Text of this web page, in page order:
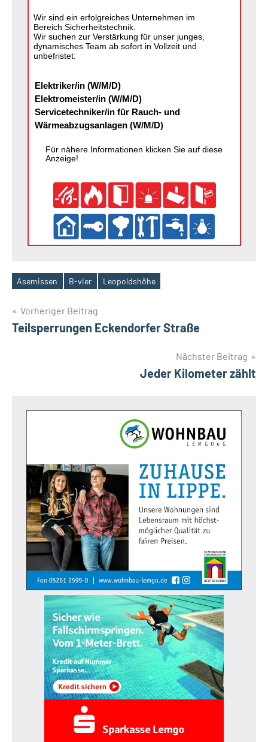
Wir sind ein erfolgreiches Unternehmen im
Bereich Sicherheitstechnik.
Wir suchen zur Verstärkung für unser junges,
dynamisches Team ab sofort in Vollzeit und
unbefristet:
Elektriker/in (W/M/D)
Elektromeister/in (W/M/D)
Servicetechniker/in für Rauch- und
Wärmeabzugsanlagen (W/M/D)
Für nähere Informationen klicken Sie auf diese
Anzeige!
Schlagwörter
Asemissen B-vier Leopoldshöhe
Beitragsnavigation
Vorheriger Beitrag
Teilsperrungen Eckendorfer Straße
Nächster Beitrag
Jeder Kilometer zählt